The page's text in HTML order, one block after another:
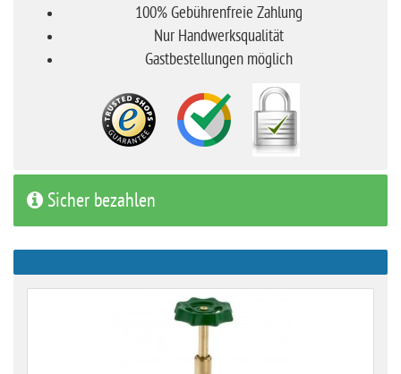
100% Gebührenfreie Zahlung
Nur Handwerksqualität
Gastbestellungen möglich
Sicher bezahlen